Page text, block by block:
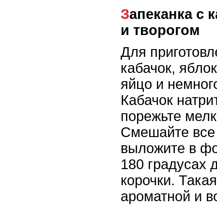
Запеканка с кабачком, яблоками
и творогом
Для
кабачок,
яйцо и
Кабачок
порежьте
Смешайте все
выложите в
180 градусах
корочки.
ароматной и